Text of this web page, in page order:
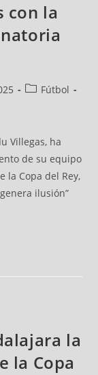
con la
Fútbol
Villegas, ha
de su equipo
la Copa del Rey,
ilusión”
la
la Copa